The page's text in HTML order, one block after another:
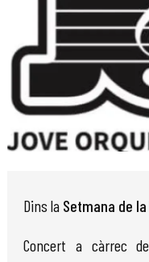
Dins la Setmana de
Concert a càrrec